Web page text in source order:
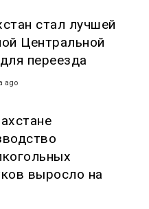
стал лучшей
Центральной
переезда
ago
выросло на